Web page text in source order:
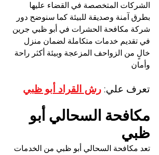
الشركات المتخصصة في القضاء عليها
بطرق آمنة وصديقة للبيئة كما سنوضح دور
شركة مكافحة الحشرات في أبو ظبي جرين
في تقديم خدمات متكاملة لضمان منزل
خالٍ من الزواحف المزعجة وبيئة أكثر راحة
وأمان
تعرف علي: رش القراد أبو ظبي
مكافحة السحالي أبو
ظبي
تعد مكافحة السحالي أبو ظبي من الخدمات